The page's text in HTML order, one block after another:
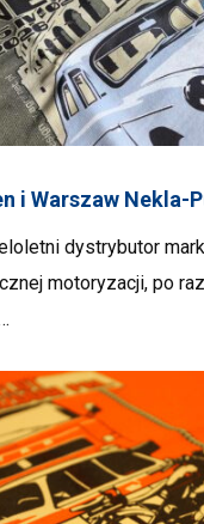
i Warszaw Nekla-
dystrybutor
motoryzacji, po